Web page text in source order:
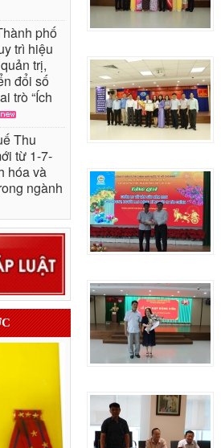
phố
trì hiệu
trị,
đổi số
trò “Ích
Thu
từ 1-7-
hóa và
ngành